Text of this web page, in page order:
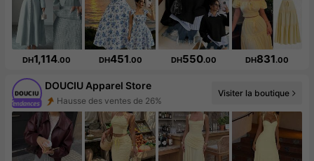
DH1,114.00 DH451.00 DH550.00 DH831.00
DOUCIU Apparel Store
Hausse des ventes de 26%
Visiter la boutique